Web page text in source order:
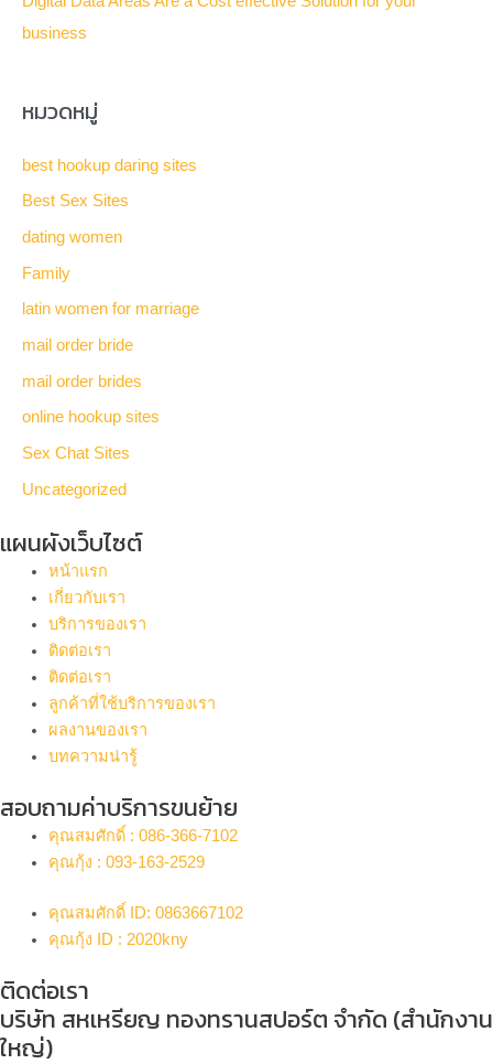
:
business
หมวดหมู่
best hookup daring sites
Best Sex Sites
dating women
Family
latin women for marriage
mail order bride
mail order brides
online hookup sites
Sex Chat Sites
Uncategorized
แผนผังเว็บไซต์
หน้าแรก
เกี่ยวกับเรา
บริการของเรา
ติดต่อเรา
ติดต่อเรา
ลูกค้าที่ใช้บริการของเรา
ผลงานของเรา
บทความน่ารู้
สอบถามค่าบริการขนย้าย
คุณสมศักดิ์ : 086-366-7102
คุณกุ้ง : 093-163-2529
คุณสมศักดิ์ ID: 0863667102
คุณกุ้ง ID : 2020kny
ติดต่อเรา
บริษัท สหเหรียญ ทองทรานสปอร์ต จำกัด (สำนักงาน
ใหญ่)